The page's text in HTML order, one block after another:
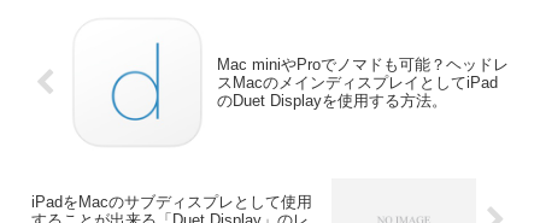
Mac miniやProでノマドも可能？ヘッドレ
スMacのメインディスプレイとしてiPad
のDuet Displayを使用する方法。
iPadをMacのサブディスプレとして使用